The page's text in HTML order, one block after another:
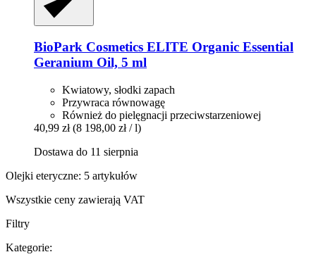
BioPark Cosmetics ELITE Organic Essential
Geranium Oil, 5 ml
Kwiatowy, słodki zapach
Przywraca równowagę
Również do pielęgnacji przeciwstarzeniowej
40,99 zł (8 198,00 zł / l)
Dostawa do 11 sierpnia
Olejki eteryczne: 5 artykułów
Wszystkie ceny zawierają VAT
Filtry
Kategorie: